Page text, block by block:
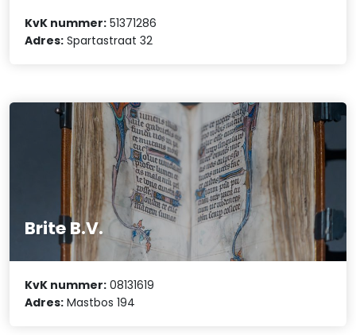
KvK nummer: 51371286
Adres: Spartastraat 32
Brite B.V.
KvK nummer: 08131619
Adres: Mastbos 194